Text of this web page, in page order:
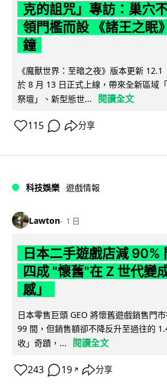
克的詛咒」專訪：巢穴
領門檻而設 《諸王之眠
鐘
《魔獸世界：至暗之夜》版本更新
於 8 月 13 日正式上線，帶來全新區域
祭壇」、新型態世...
閱讀全文
115 分享
科技娛樂 遊戲情報
Lawton 1 日
日本二手遊戲店減 90%
四成 "懷舊"在 Z 世代變
感」
日本零售巨頭 GEO 將懷舊遊戲銷售門
99 間，但銷售額卻不降反升至過往的
收」奇蹟，...
閱讀全文
243 19 ↗ 分享